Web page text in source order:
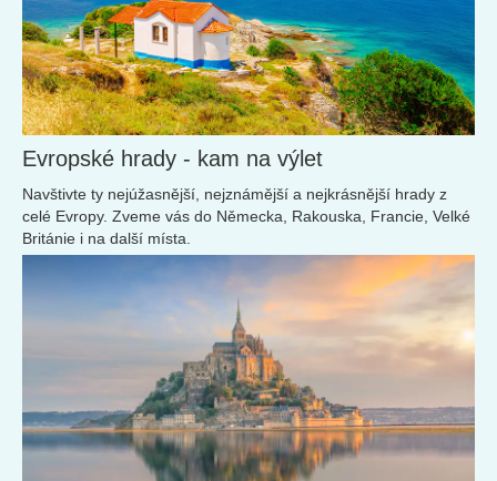
Evropské hrady - kam na výlet
Navštivte ty nejúžasnější, nejznámější a nejkrásnější hrady z
celé Evropy. Zveme vás do Německa, Rakouska, Francie, Velké
Británie i na další místa.